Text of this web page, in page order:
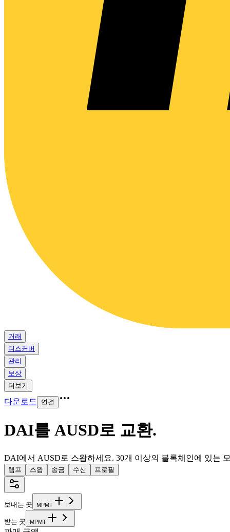
거래
디스커버
관리
보상
더보기
다운로드 연결
DAI를 AUSD로 교환.
DAI에서 AUSD로 스왑하세요. 30개 이상의 블록체인에 있는
램프 스왑 송금 수신 프로필
보내는 곳 MPMT
받는 곳 MPMT